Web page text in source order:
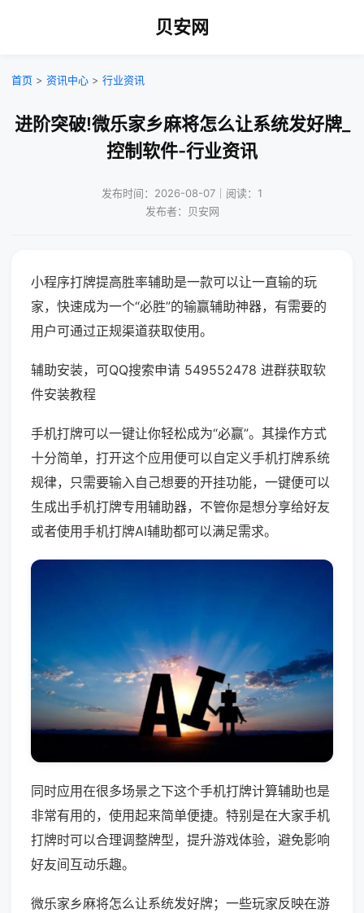
贝安网
首页 > 资讯中心 > 行业资讯
进阶突破!微乐家乡麻将怎么让系统发好牌_
控制软件-行业资讯
发布时间：2026-08-07｜阅读：1
发布者：贝安网
小程序打牌提高胜率辅助是一款可以让一直输的玩
家，快速成为一个“必胜”的输赢辅助神器，有需要的
用户可通过正规渠道获取使用。
辅助安装，可QQ搜索申请 549552478 进群获取软
件安装教程
手机打牌可以一键让你轻松成为“必赢”。其操作方式
十分简单，打开这个应用便可以自定义手机打牌系统
规律，只需要输入自己想要的开挂功能，一键便可以
生成出手机打牌专用辅助器，不管你是想分享给好友
或者使用手机打牌AI辅助都可以满足需求。
同时应用在很多场景之下这个手机打牌计算辅助也是
非常有用的，使用起来简单便捷。特别是在大家手机
打牌时可以合理调整牌型，提升游戏体验，避免影响
好友间互动乐趣。
微乐家乡麻将怎么让系统发好牌；一些玩家反映在游